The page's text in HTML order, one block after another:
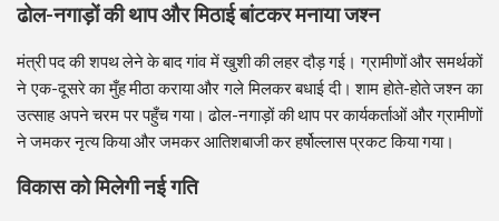
ढोल-नगाड़ों की थाप और मिठाई बांटकर मनाया जश्न
मंत्री पद की शपथ लेने के बाद गांव में खुशी की लहर दौड़ गई। ग्रामीणों और समर्थकों
ने एक-दूसरे का मुँह मीठा कराया और गले मिलकर बधाई दी। शाम होते-होते जश्न का
उत्साह अपने चरम पर पहुँच गया। ढोल-नगाड़ों की थाप पर कार्यकर्ताओं और ग्रामीणों
ने जमकर नृत्य किया और जमकर आतिशबाजी कर हर्षोल्लास प्रकट किया गया।
विकास को मिलेगी नई गति